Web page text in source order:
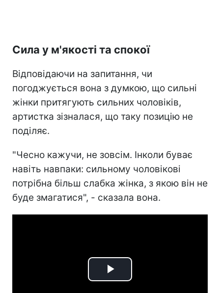
Сила у м'якості та спокої
Відповідаючи на запитання, чи
погоджується вона з думкою, що сильні
жінки притягують сильних чоловіків,
артистка зізналася, що таку позицію не
поділяє.
"Чесно кажучи, не зовсім. Інколи буває
навіть навпаки: сильному чоловікові
потрібна більш слабка жінка, з якою він не
буде змагатися", - сказала вона.
Play